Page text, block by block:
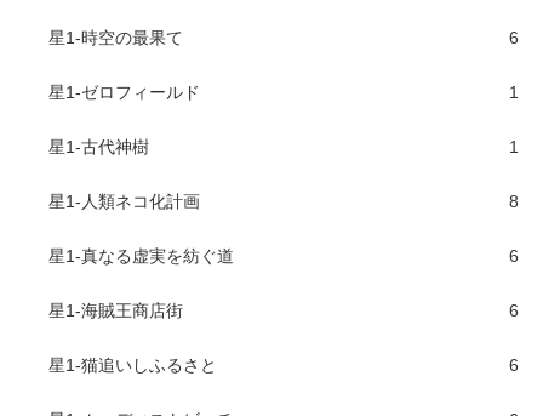
星1-時空の最果て 6
星1-ゼロフィールド 1
星1-古代神樹 1
星1-人類ネコ化計画 8
星1-真なる虚実を紡ぐ道 6
星1-海賊王商店街 6
星1-猫追いしふるさと 6